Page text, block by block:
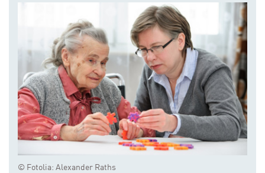
© Fotolia: Alexander Raths